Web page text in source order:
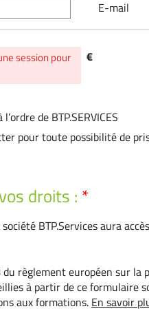
E-mail
€
session pour
de BTP.SERVICES
pour toute possibilité de
droits : *
BTP.Services aura
règlement européen sur la
à partir de ce formulaire
aux formations. En savoir